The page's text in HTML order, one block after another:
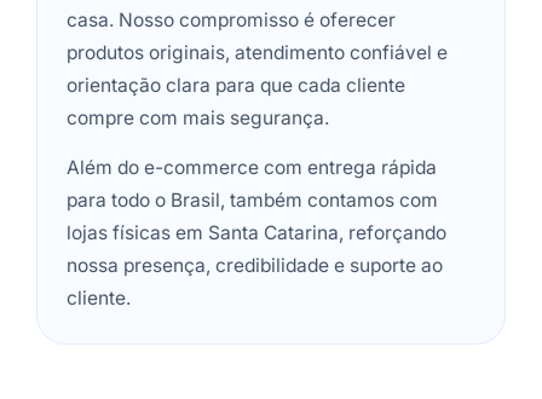
casa. Nosso compromisso é oferecer
produtos originais, atendimento confiável e
orientação clara para que cada cliente
compre com mais segurança.
Além do e-commerce com entrega rápida
para todo o Brasil, também contamos com
lojas físicas em Santa Catarina, reforçando
nossa presença, credibilidade e suporte ao
cliente.